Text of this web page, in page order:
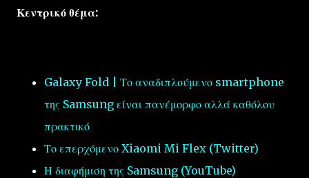
Κεντρικό θέμα:
Galaxy Fold | Το αναδιπλούμενο smartphone
της Samsung είναι πανέμορφο αλλά καθόλου
πρακτικό
Το επερχόμενο Xiaomi Mi Flex (Twitter)
Η διαφήμιση της Samsung (YouTube)